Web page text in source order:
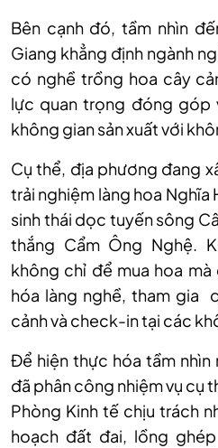
Bên cạnh đó, tầm nhìn đ
Giang khẳng định ngành
có nghề trồng hoa cây c
lực quan trọng đóng góp
không gian sản xuất với kh
Cụ thể, địa phương đang
trải nghiệm làng hoa
sinh thái dọc tuyến sông
thắng Cẩm Ông Nghệ.
không chỉ để mua hoa
hóa làng nghề, tham gia
cảnh và check-in tại các
Để hiện thực hóa tầm nhìn
đã phân công nhiệm vụ cụ
Phòng Kinh tế chịu trách
hoạch đất đai, lồng gh